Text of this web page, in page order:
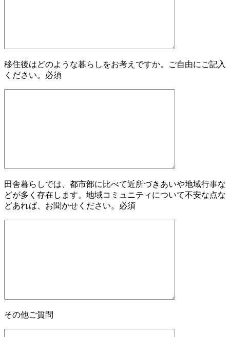
移住後はどのような暮らしをお考えですか。ご自由にご記入
ください。 必須
田舎暮らしでは、都市部に比べて近所づきあいや地域行事な
どが多く存在します。地域コミュニティについて不安な点な
どあれば、お聞かせください。 必須
その他ご質問